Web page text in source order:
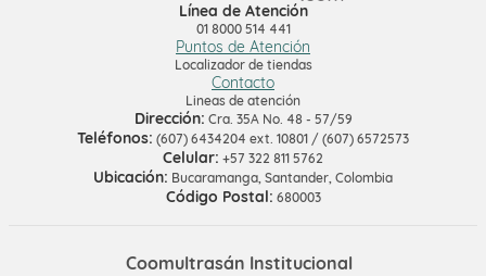
Línea de Atención
01 8000 514 441
Puntos de Atención
Localizador de tiendas
Contacto
Lineas de atención
Dirección: Cra. 35A No. 48 - 57/59
Teléfonos: (607) 6434204 ext. 10801 / (607) 6572573
Celular: +57 322 811 5762
Ubicación: Bucaramanga, Santander, Colombia
Código Postal: 680003
Coomultrasán Institucional